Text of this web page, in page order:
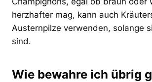
herzhafter mag, kann auch
Austernpilze verwenden, solange
sind.
Wie bewahre ich übrig